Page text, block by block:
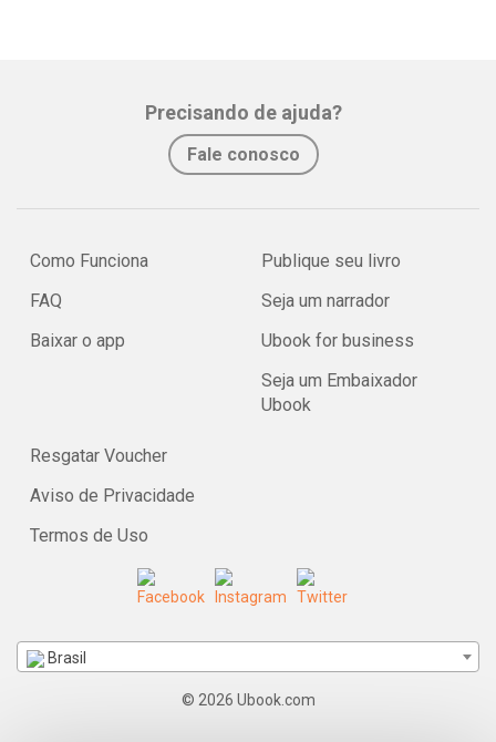
Precisando de ajuda?
Fale conosco
Como Funciona
FAQ
Baixar o app
Publique seu livro
Seja um narrador
Ubook for business
Seja um Embaixador
Ubook
Resgatar Voucher
Aviso de Privacidade
Termos de Uso
Brasil
© 2026 Ubook.com